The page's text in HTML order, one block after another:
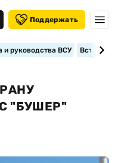
Поддержать
и руководства ВСУ
"БУШЕР"